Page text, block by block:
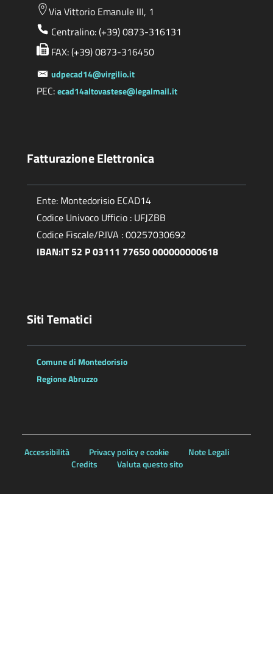
Via Vittorio Emanule III, 1
Centralino: (+39) 0873-316131
FAX: (+39) 0873-316450
udpecad14@virgilio.it
PEC:ecad14altovastese@legalmail.it
Fatturazione Elettronica
Ente: Montedorisio ECAD14
Codice Univoco Ufficio : UFJZBB
Codice Fiscale/P.IVA : 00257030692
IBAN:IT 52 P 03111 77650 000000000618
Siti Tematici
Comune di Montedorisio
Regione Abruzzo
Accessibilità Privacy policy e cookie
Note Legali
Credits
Valuta questo sito